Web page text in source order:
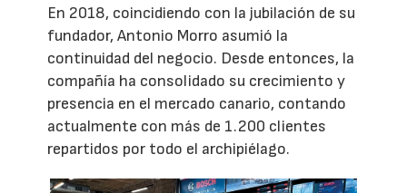
En 2018, coincidiendo con la jubilación de su
fundador, Antonio Morro asumió la
continuidad del negocio. Desde entonces, la
compañía ha consolidado su crecimiento y
presencia en el mercado canario, contando
actualmente con más de 1.200 clientes
repartidos por todo el archipiélago.